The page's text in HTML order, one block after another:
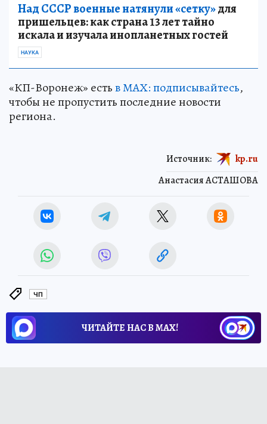
Над СССР военные натянули «сетку»для
пришельцев: как страна 13 лет тайно
искала и изучала инопланетных гостей
НАУКА
«КП-Воронеж» естьв МАХ: подписывайтесь,
чтобы не пропустить последние новости
региона.
Анастасия АСТАШОВА
Источник: kp.ru
ЧП
ЧИТАЙТЕ НАС В МАХ!